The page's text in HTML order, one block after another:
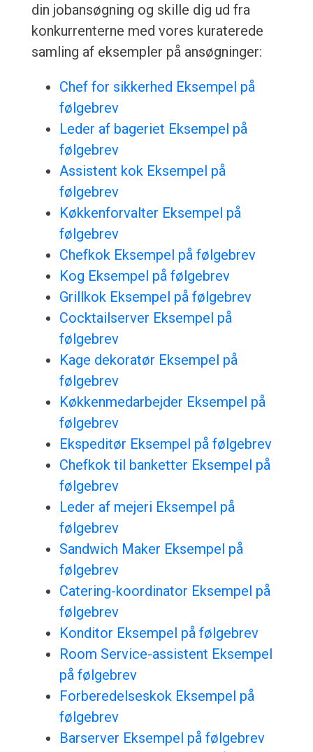
din jobansøgning og skille dig ud fra
konkurrenterne med vores kuraterede
samling af eksempler på ansøgninger:
Chef for sikkerhed Eksempel på
følgebrev
Leder af bageriet Eksempel på
følgebrev
Assistent kok Eksempel på
følgebrev
Køkkenforvalter Eksempel på
følgebrev
Chefkok Eksempel på følgebrev
Kog Eksempel på følgebrev
Grillkok Eksempel på følgebrev
Cocktailserver Eksempel på
følgebrev
Kage dekoratør Eksempel på
følgebrev
Køkkenmedarbejder Eksempel på
følgebrev
Ekspeditør Eksempel på følgebrev
Chefkok til banketter Eksempel på
følgebrev
Leder af mejeri Eksempel på
følgebrev
Sandwich Maker Eksempel på
følgebrev
Catering-koordinator Eksempel på
følgebrev
Konditor Eksempel på følgebrev
Room Service-assistent Eksempel
på følgebrev
Forberedelseskok Eksempel på
følgebrev
Barserver Eksempel på følgebrev